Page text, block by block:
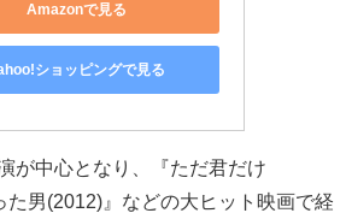
Amazonで見る
ショッピングで見る
が中心となり、『ただ君だけ
た男(2012) 』などの大ヒット映画で経